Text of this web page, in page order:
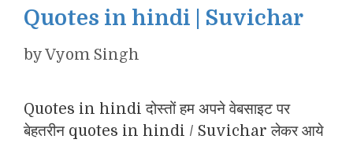
Quotes in hindi | Suvichar
byVyom Singh
Quotes in hindi दोस्तों हम अपने वेबसाइट पर
बेहतरीन quotes in hindi / Suvichar लेकर आये